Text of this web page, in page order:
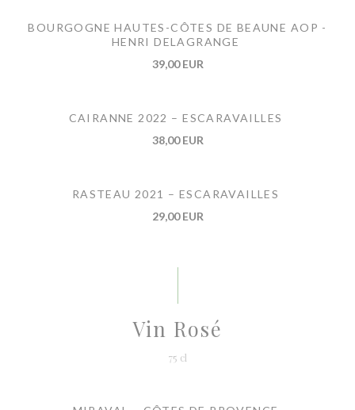
BOURGOGNE HAUTES-CÔTES DE BEAUNE AOP -
HENRI DELAGRANGE
39,00 EUR
CAIRANNE 2022 – ESCARAVAILLES
38,00 EUR
RASTEAU 2021 – ESCARAVAILLES
29,00 EUR
Vin Rosé
75 cl